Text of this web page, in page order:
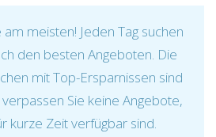
am meisten! Jeden Tag suchen
den besten Angeboten. Die
mit Top-Ersparnissen sind
Sie keine Angebote,
kurze Zeit verfügbar sind.